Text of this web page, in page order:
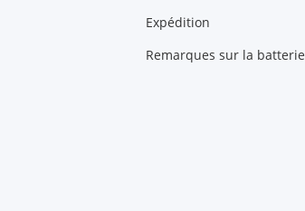
Expédition
Remarques sur la batterie